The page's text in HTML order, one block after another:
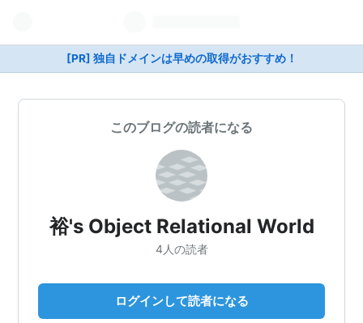
[PR] 独自ドメインは早めの取得がおすすめ！
このブログの読者になる
裕's Object Relational World
4人の読者
ログインして読者になる